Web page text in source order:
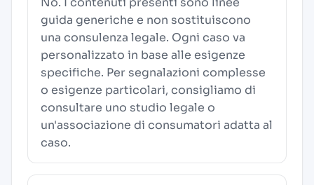
guida generiche e non sostituiscono
una consulenza legale. Ogni caso va
personalizzato in base alle esigenze
specifiche. Per segnalazioni complesse
o esigenze particolari, consigliamo di
consultare uno studio legale o
un'associazione di consumatori adatta al
caso.